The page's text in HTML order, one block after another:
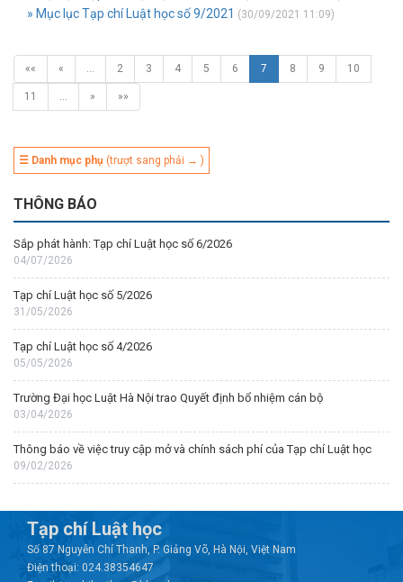
» Mục lục Tạp chí Luật học số 9/2021 (30/09/2021 11:09)
«« « … 2 3 4 5 6 7 8 9 10
11 … » »»
☰ Danh mục phụ (trượt sang phải → )
THÔNG BÁO
Sắp phát hành: Tạp chí Luật học số 6/2026
04/07/2026
Tạp chí Luật học số 5/2026
31/05/2026
Tạp chí Luật học số 4/2026
05/05/2026
Trường Đại học Luật Hà Nội trao Quyết định bổ nhiệm cán bộ
03/04/2026
Thông báo về việc truy cập mở và chính sách phí của Tạp chí Luật học
09/02/2026
Tạp chí Luật học
Số 87 Nguyễn Chí Thanh, P. Giảng Võ, Hà Nội, Việt Nam
Điện thoại: 024.38354647